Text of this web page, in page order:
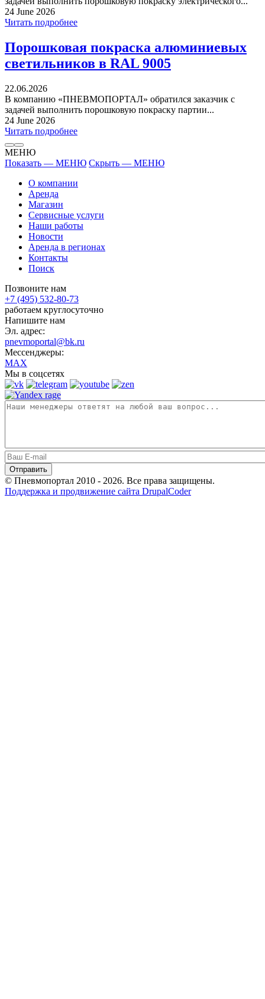
24 June 2026
Читать подробнее
Порошковая покраска алюминиевых
светильников в RAL 9005
22.06.2026
В компанию «ПНЕВМОПОРТАЛ» обратился заказчик с
задачей выполнить порошковую покраску партии...
24 June 2026
Читать подробнее
МЕНЮ
Показать — МЕНЮ Скрыть — МЕНЮ
О компании
Аренда
Магазин
Сервисные услуги
Наши работы
Новости
Аренда в регионах
Контакты
Поиск
Позвоните нам
+7 (495) 532-80-73
работаем круглосуточно
Напишите нам
Эл. адрес:
pnevmoportal@bk.ru
Мессенджеры:
MAX
Мы в соцсетях
© Пневмопортал 2010 - 2026. Все права защищены.
Поддержка и продвижение сайта DrupalCoder